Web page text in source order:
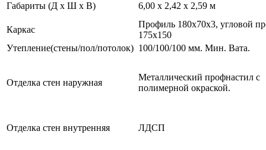
Габариты (Д х Ш х В)
6,00 x 2,42 x 2,59 м
Каркас
Профиль 180х70х3, угловой
175х150
Утепление(стены/пол/потолок) 100/100/100 мм. Мин. Вата.
Отделка стен наружная
Металлический профнастил с
полимерной окраской.
Отделка стен внутренняя ЛДСП